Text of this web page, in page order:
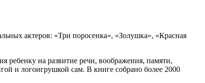
актеров: «Три поросенка», «Золушка», «Красная
ребенку на развитие речи, воображения, памяти,
и логоигрушкой сам. В книге собрано более 2000